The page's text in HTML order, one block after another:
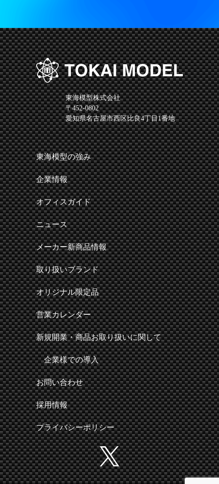
東海模型株式会社
〒452-0802
愛知県名古屋市西区比良4丁目1番地
東海模型の強み
企業情報
オフィスガイド
ニュース
メーカー新商品情報
取り扱いブランド
オリジナル限定品
営業カレンダー
新規開業・商品お取り扱いに関して
企業様での導入
お問い合わせ
採用情報
プライバシーポリシー